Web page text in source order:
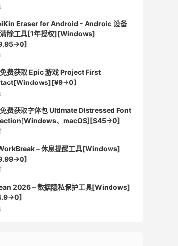
Eraser for Android - Android 设备
除工具[1年授权][Windows]
费获取 Epic 游戏 Project First
费获取字体包 Ultimate Distressed Font
、macOS][$45→0]
– 休息提醒工具[Windows]
2026 – 数据隐私保护工具[Windows]